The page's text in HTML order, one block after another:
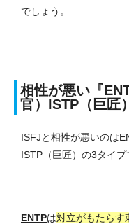
でしょう。
相性が悪い『
官）ISTP（巨匠
ISFJと相性が悪いのは
ISTP（巨匠）の3タイプ
ENTPは対立がもたらす